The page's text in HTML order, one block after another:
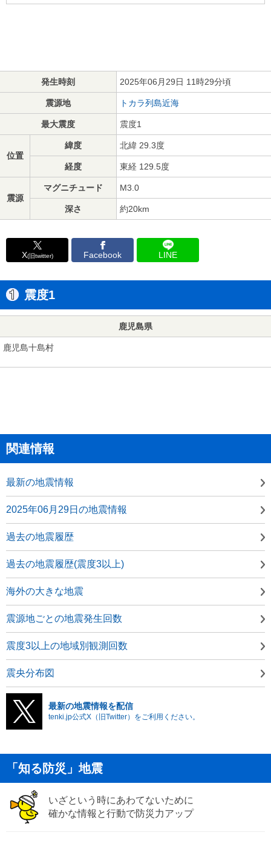
発生時刻 2025年06月29日 11時29分頃
震源地 トカラ列島近海
最大震度 震度1
位置
緯度 北緯 29.3度
経度 東経 129.5度
震源
マグニチュード M3.0
深さ 約20km
X(旧twitter) Facebook LINE
震度1
鹿児島県
鹿児島十島村
関連情報
最新の地震情報
2025年06月29日の地震情報
過去の地震履歴
過去の地震履歴(震度3以上)
海外の大きな地震
震源地ごとの地震発生回数
震度3以上の地域別観測回数
震央分布図
最新の地震情報を配信
tenki.jp公式X（旧Twitter）をご利用ください。
「知る防災」地震
いざという時にあわてないために
確かな情報と行動で防災力アップ